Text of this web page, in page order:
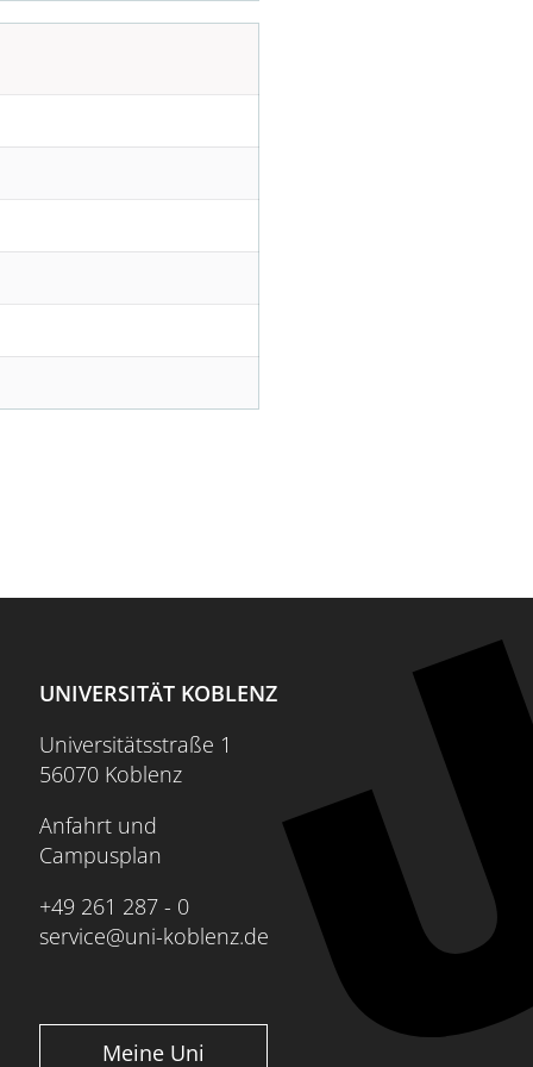
UNIVERSITÄT KOBLENZ
Universitätsstraße 1
56070 Koblenz
Anfahrt und
Campusplan
+49 261 287 - 0
service@uni-koblenz.de
Meine Uni